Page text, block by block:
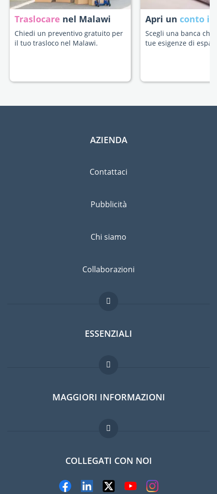
Traslocare nel Malawi
Chiedi un preventivo gratuito per
il tuo trasloco nel Malawi.
Apri un conto
Scegli una banca che
tue esigenze di
AZIENDA
Contattaci
Pubblicità
Chi siamo
Collaborazioni
ESSENZIALI
Forum per expat
Guida per expat
Lavori all'estero
MAGGIORI INFORMAZIONI
Domande frequenti
COLLEGATI CON NOI